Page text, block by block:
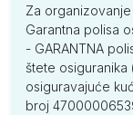
Za
Garantna polisa
- GARANTNA
štete osiguranika
osiguravajuće
broj